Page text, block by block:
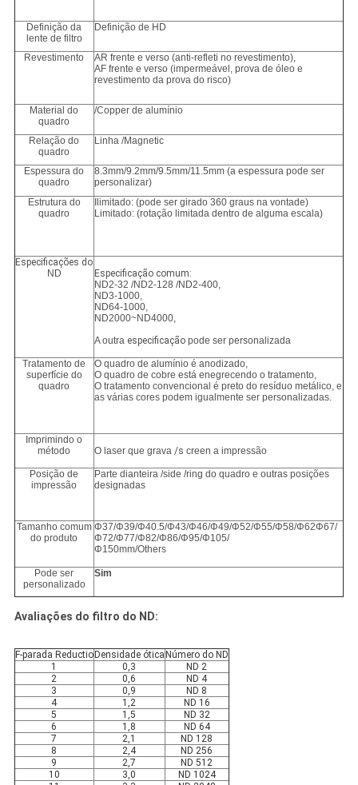
Definição da
lente de filtro
Definição de HD
Revestimento
AR frente e verso (anti-refleti no revestimento),
AF frente e verso (impermeável, prova de óleo e
revestimento da prova do risco)
Material do
quadro
/Copper de alumínio
Relação do
quadro
Linha /Magnetic
Espessura do
quadro
8.3mm/9.2mm/9.5mm/11.5mm (a espessura pode ser
personalizar)
Estrutura do
quadro
Ilimitado: (pode ser girado 360 graus na vontade)
Limitado: (rotação limitada dentro de alguma escala)
Especificações do
ND
Especificação comum:
ND2-32 /ND2-128 /ND2-400,
ND3-1000,
ND64-1000,
ND2000~ND4000,
A outraespecificação pode ser personalizada
Tratamento de
superfície do
quadro
O quadro de alumínio é anodizado,
O quadro de cobre está enegrecendo o tratamento,
O tratamento convencional é preto do resíduo metálico, e
as várias cores podem igualmente ser personalizadas.
Imprimindo o
método
O laser que grava/s creen a impressão
Posição de
impressão
Parte dianteira /side /ring do quadro e outras posições
designadas
Tamanho comum
do produto
Φ37/Φ39/Φ40.5/Φ43/Φ46/Φ49/Φ52/Φ55/Φ58/Φ62Φ67/
Φ72/Φ77/Φ82/Φ86/Φ95/Φ105/
Φ150mm/Others
Pode ser
personalizado
Sim
Avaliações do filtro do ND:
F-parada Reductio Densidade ótica Número do ND
1
0,3
ND 2
2
0,6
ND 4
3
0,9
ND 8
4
1,2
ND 16
5
1,5
ND 32
6
1,8
ND 64
7
2,1
ND 128
8
2,4
ND 256
9
2,7
ND 512
10
3,0
ND 1024